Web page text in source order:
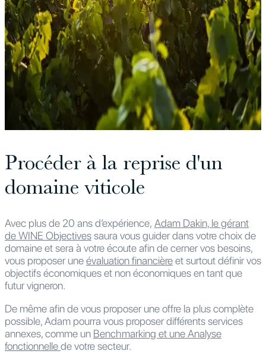
Procéder à la reprise d'un
domaine viticole
Avec plus de 20 ans d’expérience, Adam Dakin, le gérant
de WINE Objectivessaura vous guider dans votre choix de
domaine et sera à votre écoute afin de cerner vos besoins,
vous proposer uneévaluation financièreet surtout définir vos
objectifs économiques et non économiques en tant que
futur vigneron.
De même afin de vous proposer une offre la plus complète
possible, Adam pourra vous proposer différents services
annexes, comme un Benchmarking et une Analyse
fonctionnellede votre secteur.